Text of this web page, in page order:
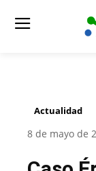
Actualidad
8 de mayo de